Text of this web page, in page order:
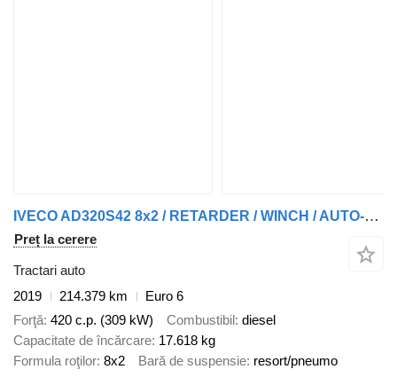
IVECO AD320S42 8x2 / RETARDER / WINCH / AUTO-TRANSPORTER
Preț la cerere
Tractari auto
2019
214.379 km
Euro 6
Forţă 420 c.p. (309 kW) Combustibil diesel
Capacitate de încărcare 17.618 kg
Formula roţilor 8x2 Bară de suspensie resort/pneumo